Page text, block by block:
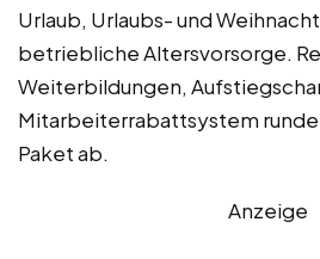
Urlaub, Urlaubs- und
betriebliche Altersvorsorge.
Weiterbildungen,
Mitarbeiterrabattsystem
Paket ab.
Anzeige